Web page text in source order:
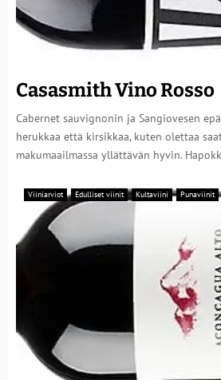
Casasmith Vino Rosso
Cabernet sauvignonin ja Sangiovesen
herukkaa että kirsikkaa, kuten olettaa
makumaailmassa yllättävän hyvin.
Viiniarviot Edulliset viinit Kultaviini Punaviinit